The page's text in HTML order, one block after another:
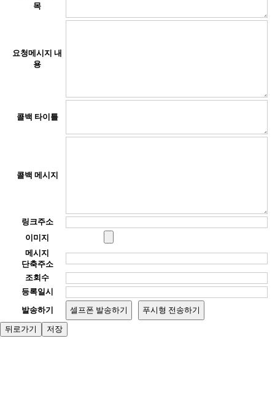
목
요청메시지 내
용
콜백 타이틀
콜백 메시지
링크주소
이미지
메시지
단축주소
조회수
등록일시
발송하기
셀프폰 발송하기 푸시형 전송하기
뒤로가기 저장